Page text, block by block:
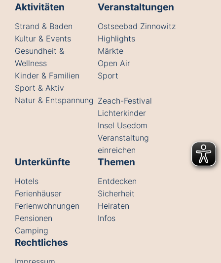
Aktivitäten
Strand & Baden
Kultur & Events
Gesundheit &
Wellness
Kinder & Familien
Sport & Aktiv
Natur & Entspannung
Veranstaltungen
Ostseebad Zinnowitz
Highlights
Märkte
Open Air
Sport
Zeach-Festival
Lichterkinder
Insel Usedom
Veranstaltung
einreichen
Unterkünfte
Hotels
Ferienhäuser
Ferienwohnungen
Pensionen
Camping
Themen
Entdecken
Sicherheit
Heiraten
Infos
Rechtliches